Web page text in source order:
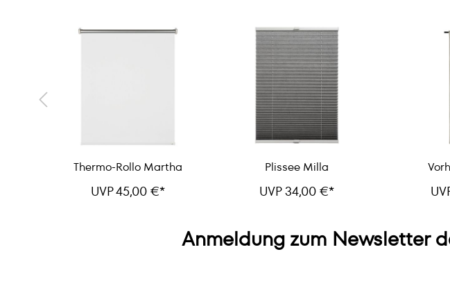
Thermo-Rollo Martha
UVP 45,00 €*
Plissee Milla
UVP 34,00 €*
Anmeldung zum Newsletter